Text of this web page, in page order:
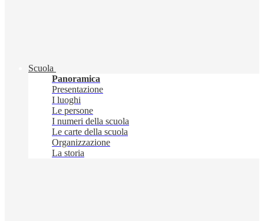
Scuola
Panoramica
Presentazione
I luoghi
Le persone
I numeri della scuola
Le carte della scuola
Organizzazione
La storia